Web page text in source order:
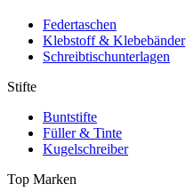
Federtaschen
Klebstoff & Klebebänder
Schreibtischunterlagen
Stifte
Buntstifte
Füller & Tinte
Kugelschreiber
Top Marken